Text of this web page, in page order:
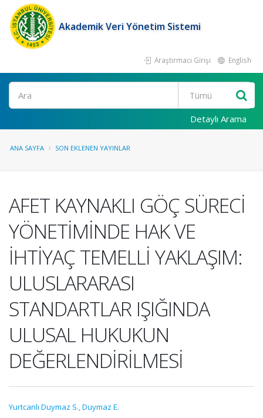
Akademik Veri Yönetim Sistemi
Araştırmacı Girişi English
Ara
Detaylı Arama
ANA SAYFA SON EKLENEN YAYINLAR
AFET KAYNAKLI GÖÇ SÜRECİ
YÖNETİMİNDE HAK VE
İHTİYAÇ TEMELLİ YAKLAŞIM:
ULUSLARARASI
STANDARTLAR IŞIĞINDA
ULUSAL HUKUKUN
DEĞERLENDİRİLMESİ
Yurtcanlı Duymaz S.,Duymaz E.